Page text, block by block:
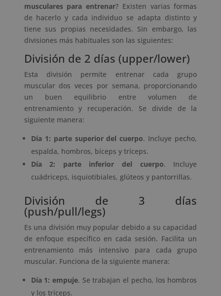
musculares para entrenar? Existen varias formas
de hacerlo y cada individuo se adapta distinto y
tiene sus propias necesidades. Sin embargo, las
divisiones más habituales son las siguientes:
División de 2 días (upper/lower)
Esta división permite entrenar cada grupo
muscular dos veces por semana, proporcionando
un buen equilibrio entre volumen de
entrenamiento y recuperación. Se divide de la
siguiente manera:
Día 1: parte superior del cuerpo. Incluye pecho,
espalda, hombros, bíceps y tríceps.
Día 2: parte inferior del cuerpo. Incluye
cuádriceps, isquiotibiales, glúteos y pantorrillas.
División de 3 días
(push/pull/legs)
Es una división muy popular debido a su capacidad
de enfoque específico en cada sesión. Facilita un
entrenamiento más intensivo para cada grupo
muscular. Funciona de la siguiente manera:
Día 1: empuje. Se trabajan el pecho, los hombros
y los tríceps.